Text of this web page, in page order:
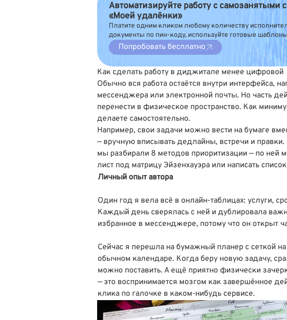
Автоматизируйте работу с самозанятыми
«Моей удалёнки»
Платите одним кликом любому количеству
документы по пин-коду, используйте готовые
Попробовать бесплатно
Как сделать работу в диджитале менее цифровой
Обычно вся работа остаётся внутри интерфейса,
мессенджера или электронной почты. Но часть
перенести в физическое пространство. Как
делаете самостоятельно.
Например, свои задачи можно вести на бумаге
— вручную вписывать дедлайны, встречи и правки.
мы разбирали 8 методов приоритизации — по ней
лист под матрицу Эйзенхауэра или написать
Личный опыт автора
Один год я вела всё в онлайн-таблицах: услуги,
Каждый день сверялась с ней и дублировала
избранное в мессенджере, потому что он открыт
Сейчас я перешла на бумажный планер с сеткой
обычном календаре. Когда беру новую задачу,
можно поставить. А ещё приятно физически
— это воспринимается мозгом как завершённое
клика по галочке в каком-нибудь сервисе.